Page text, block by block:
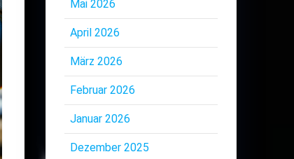
Mai 2026
April 2026
März 2026
Februar 2026
Januar 2026
Dezember 2025